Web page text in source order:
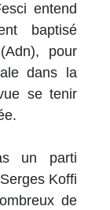
entend
baptisé
pour
dans la
se tenir
un parti
Koffi
de